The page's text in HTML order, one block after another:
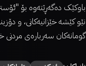
باوکێک دەگەڕێتەوە بۆ
نێو کێشە خێزانیەکانی، و
گومانەکان سەربارەی مردنی